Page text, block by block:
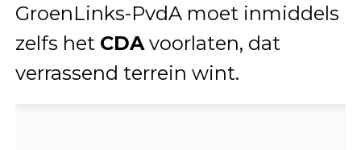
GroenLinks-PvdA moet inmiddels
zelfs het CDAvoorlaten, dat
verrassend terrein wint.